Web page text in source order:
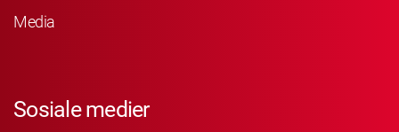
Media
Sosiale medier